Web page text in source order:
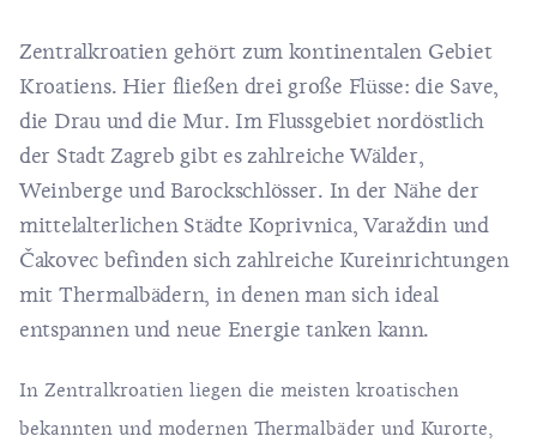
Zentralkroatien gehört zum kontinentalen Gebiet
Kroatiens. Hier fließen drei große Flüsse: die Save,
die Drau und die Mur. Im Flussgebiet nordöstlich
der Stadt Zagreb gibt es zahlreiche Wälder,
Weinberge und Barockschlösser. In der Nähe der
mittelalterlichen Städte Koprivnica, Varaždin und
Čakovec befinden sich zahlreiche Kureinrichtungen
mit Thermalbädern, in denen man sich ideal
entspannen und neue Energie tanken kann.
In Zentralkroatien liegen die meisten kroatischen
bekannten und modernen Thermalbäder und Kurorte,